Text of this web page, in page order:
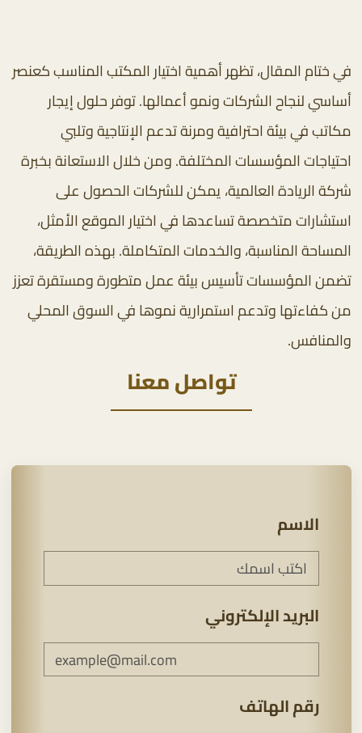
في ختام المقال، تظهر أهمية اختيار المكتب المناسب كعنصر
أساسي لنجاح الشركات ونمو أعمالها. توفر حلول إيجار
مكاتب في بيئة احترافية ومرنة تدعم الإنتاجية وتلبي
احتياجات المؤسسات المختلفة. ومن خلال الاستعانة بخبرة
شركة الريادة العالمية، يمكن للشركات الحصول على
استشارات متخصصة تساعدها في اختيار الموقع الأمثل،
المساحة المناسبة، والخدمات المتكاملة. بهذه الطريقة،
تضمن المؤسسات تأسيس بيئة عمل متطورة ومستقرة تعزز
من كفاءتها وتدعم استمرارية نموها في السوق المحلي
والمنافس.
تواصل معنا
الاسم
البريد الإلكتروني
رقم الهاتف